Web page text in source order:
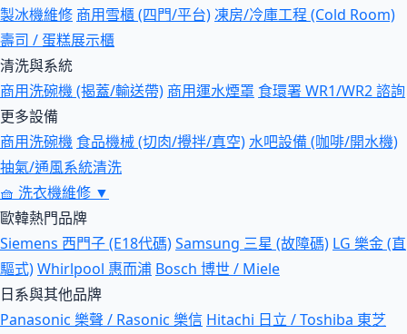
製冰機維修 商用雪櫃 (四門/平台)凍房/冷庫工程 (Cold Room)
壽司 / 蛋糕展示櫃
清洗與系統
商用洗碗機 (揭蓋/輸送帶) 商用運水煙罩 食環署 WR1/WR2 諮詢
更多設備
商用洗碗機 食品機械 (切肉/攪拌/真空)水吧設備 (咖啡/開水機)
抽氣/通風系統清洗
🧺 洗衣機維修 ▼
歐韓熱門品牌
Siemens 西門子 (E18代碼)Samsung 三星 (故障碼) LG 樂金 (直
驅式)Whirlpool 惠而浦 Bosch 博世 / Miele
日系與其他品牌
Panasonic 樂聲 / Rasonic 樂信 Hitachi 日立 / Toshiba 東芝